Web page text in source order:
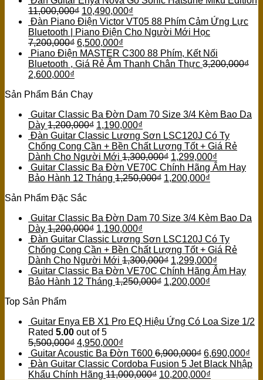
11,000,000₫ 10,490,000₫
Đàn Piano Điện Victor VT05 88 Phím Cảm Ứng Lực
Bluetooth | Piano Điện Cho Người Mới Học
7,200,000₫ 6,500,000₫
Piano Điện MASTER C300 88 Phím, Kết Nối
Bluetooth , Giá Rẻ Âm Thanh Chân Thực 3,200,000₫
2,600,000₫
Sản Phẩm Bán Chạy
Guitar Classic Ba Đờn Dam 70 Size 3/4 Kèm Bao Da
Dày 1,200,000₫ 1,190,000₫
Đàn Guitar Classic Lương Sơn LSC120J Có Ty
Chống Cong Cần + Bền Chất Lượng Tốt + Giá Rẻ
Dành Cho Người Mới 1,300,000₫ 1,299,000₫
Guitar Classic Ba Đờn VE70C Chính Hãng Âm Hay
Bảo Hành 12 Tháng 1,250,000₫ 1,200,000₫
Sản Phẩm Đặc Sắc
Guitar Classic Ba Đờn Dam 70 Size 3/4 Kèm Bao Da
Dày 1,200,000₫ 1,190,000₫
Đàn Guitar Classic Lương Sơn LSC120J Có Ty
Chống Cong Cần + Bền Chất Lượng Tốt + Giá Rẻ
Dành Cho Người Mới 1,300,000₫ 1,299,000₫
Guitar Classic Ba Đờn VE70C Chính Hãng Âm Hay
Bảo Hành 12 Tháng 1,250,000₫ 1,200,000₫
Top Sản Phẩm
Guitar Enya EB X1 Pro EQ Hiệu Ứng Có Loa Size 1/2
Rated 5.00 out of 5
5,500,000₫ 4,950,000₫
Guitar Acoustic Ba Đờn T600 6,900,000₫ 6,690,000₫
Đàn Guitar Classic Cordoba Fusion 5 Jet Black Nhập
Khẩu Chính Hãng 11,000,000₫ 10,200,000₫